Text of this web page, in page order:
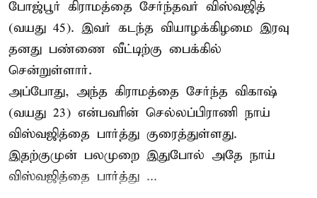
போஜ்பூர் கிராமத்தை சேர்ந்தவர் விஸ்வஜித்
(வயது 45). இவர் கடந்த வியாழக்கிழமை இரவு
தனது பண்ணை வீட்டிற்கு பைக்கில்
சென்றுள்ளார்.
அப்போது, அந்த கிராமத்தை சேர்ந்த விகாஷ்
(வயது 23) என்பவரின் செல்லப்பிராணி நாய்
விஸ்வஜித்தை பார்த்து குரைத்துள்ளது.
இதற்குமுன் பலமுறை இதுபோல் அதே நாய்
விஸ்வஜித்தை பார்த்து ...